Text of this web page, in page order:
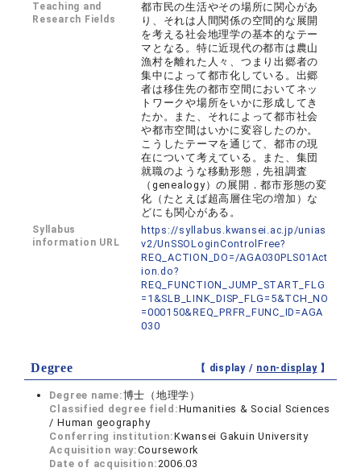
Teaching and
Research Fields
都市民の生活やその場所に関心があ
り、それは人間関係の空間的な展開
を考える社会地理学の基本的なテー
マとなる。特に近現代の都市は農山
漁村を離れた人々、つまり出郷者の
集中によって都市化している。出郷
者は移住先の都市空間においてネッ
トワークや場所をいかに形成してき
たか。また、それによって都市社会
や都市空間はいかに変容したのか。
こうしたテーマを通じて、都市の現
在について考えている。また、集団
就職のような移動形態，先祖調査
（genealogy）の展開．都市形態の変
化（たとえば超高層住宅の増加）な
どにも関心がある。
Syllabus
information URL
https://syllabus.kwansei.ac.jp/unias
v2/UnSSOLoginControlFree?
REQ_ACTION_DO=/AGA030PLS01Act
ion.do?
REQ_FUNCTION_JUMP_START_FLG
=1&SLB_LINK_DISP_FLG=5&TCH_NO
=000150&REQ_PRFR_FUNC_ID=AGA
030
Degree 【 display / non-display】
Degree name:博士（地理学）
Classified degree field:Humanities & Social Sciences
/ Human geography
Conferring institution:Kwansei Gakuin University
Acquisition way:Coursework
Date of acquisition:2006.03